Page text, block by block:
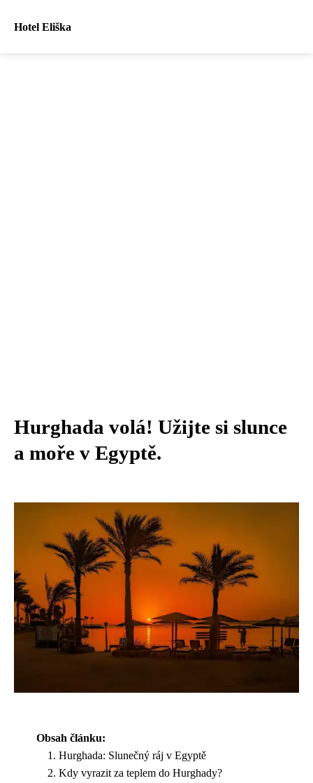
Hotel Eliška
Hurghada volá! Užijte si slunce
a moře v Egyptě.
Obsah článku:
Hurghada: Slunečný ráj v Egyptě
Kdy vyrazit za teplem do Hurghady?